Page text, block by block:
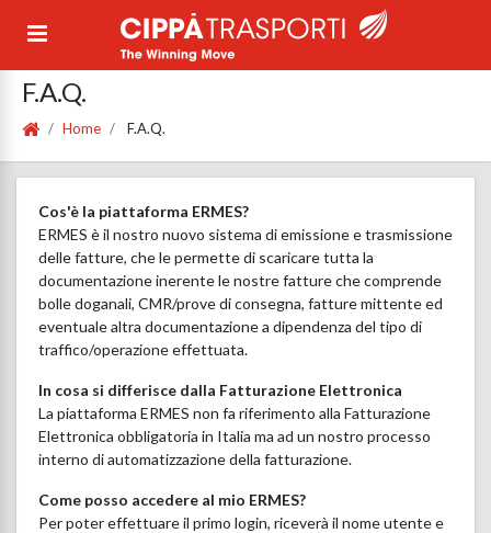
F.A.Q.
Home F.A.Q.
Cos'è la piattaforma ERMES?
ERMES è il nostro nuovo sistema di emissione e trasmissione
delle fatture, che le permette di scaricare tutta la
documentazione inerente le nostre fatture che comprende
bolle doganali, CMR/prove di consegna, fatture mittente ed
eventuale altra documentazione a dipendenza del tipo di
traffico/operazione effettuata.
In cosa si differisce dalla Fatturazione Elettronica
La piattaforma ERMES non fa riferimento alla Fatturazione
Elettronica obbligatoria in Italia ma ad un nostro processo
interno di automatizzazione della fatturazione.
Come posso accedere al mio ERMES?
Per poter effettuare il primo login, riceverà il nome utente e